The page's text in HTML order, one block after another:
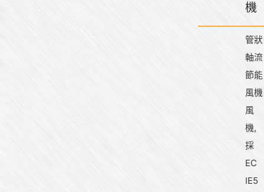
機
管狀
軸流
節能
風機
風
機,
採
EC
IE5